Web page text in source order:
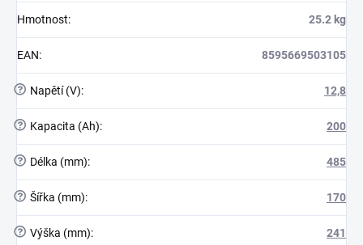
Hmotnost: 25.2 kg
EAN: 8595669503105
? Napětí (V): 12,8
? Kapacita (Ah): 200
? Délka (mm): 485
? Šířka (mm): 170
? Výška (mm): 241